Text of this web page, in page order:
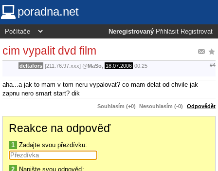
poradna.net
Neregistrovaný Přihlásit Registrovat
cim vypalit dvd film
deltafors [211.76.97.xxx] @MaSo 18.07.2006 00:25 #4
aha...a jak to mam v tom neru vypalovat? co mam delat od chvile jak
zapnu nero smart start? dik
Souhlasím (+0) Nesouhlasím (-0) Odpovědět
Reakce na odpověď
1 Zadajte svou přezdívku:
2 Napište svou odpověď: